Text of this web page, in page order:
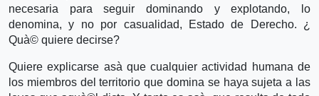
necesaria para seguir dominando y explotando, lo
denomina, y no por casualidad, Estado de Derecho. ¿
Quà© quiere decirse?
Quiere explicarse asà­ que cualquier actividad humana de
los miembros del territorio que domina se haya sujeta a las